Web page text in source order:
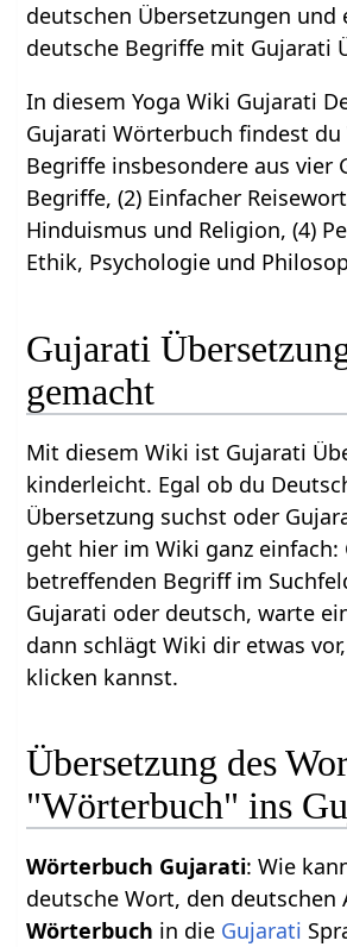
deutschen Übersetzungen und
deutsche Begriffe mit Gujarati
In diesem Yoga Wiki Gujarati
Gujarati Wörterbuch findest
Begriffe insbesondere aus vier
Begriffe, (2) Einfacher
Hinduismus und Religion, (4)
Ethik, Psychologie und
Gujarati
gemacht
Mit diesem Wiki ist Gujarati
kinderleicht. Egal ob du
Übersetzung suchst oder
geht hier im Wiki ganz einfach:
betreffenden Begriff im
Gujarati oder deutsch, warte
dann schlägt Wiki dir etwas
klicken kannst.
Übersetzung des
"Wörterbuch" ins
Wörterbuch Gujarati: Wie
deutsche Wort, den deutschen
Wörterbuch in die Gujarati